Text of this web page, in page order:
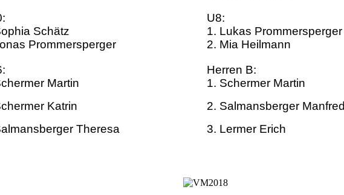
Schätz
Prommersperger
U8:
1. Lukas Prommersperger
2. Mia Heilmann
Martin
Katrin
Theresa
Herren B:
1. Schermer Martin
2. Salmansberger Manfred
3. Lermer Erich